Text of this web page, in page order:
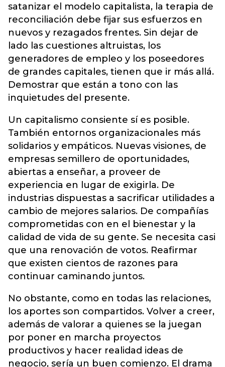
satanizar el modelo capitalista, la terapia de
reconciliación debe fijar sus esfuerzos en
nuevos y rezagados frentes. Sin dejar de
lado las cuestiones altruistas, los
generadores de empleo y los poseedores
de grandes capitales, tienen que ir más allá.
Demostrar que están a tono con las
inquietudes del presente.
Un capitalismo consiente sí es posible.
También entornos organizacionales más
solidarios y empáticos. Nuevas visiones, de
empresas semillero de oportunidades,
abiertas a enseñar, a proveer de
experiencia en lugar de exigirla. De
industrias dispuestas a sacrificar utilidades a
cambio de mejores salarios. De compañías
comprometidas con en el bienestar y la
calidad de vida de su gente. Se necesita casi
que una renovación de votos. Reafirmar
que existen cientos de razones para
continuar caminando juntos.
No obstante, como en todas las relaciones,
los aportes son compartidos. Volver a creer,
además de valorar a quienes se la juegan
por poner en marcha proyectos
productivos y hacer realidad ideas de
negocio, sería un buen comienzo. El drama